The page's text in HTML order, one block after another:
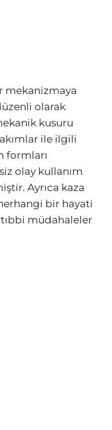
mekanizmaya
olarak
kusuru
ile ilgili
formları
olay kullanım
Ayrıca kaza
bir hayati
müdahaleler